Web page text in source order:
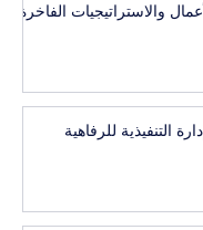
والاستراتيجيات الفاخرة
التنفيذية للرفاهية